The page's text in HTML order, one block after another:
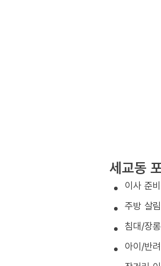
세교동
이사 준
주방 살
침대/장
아이/반